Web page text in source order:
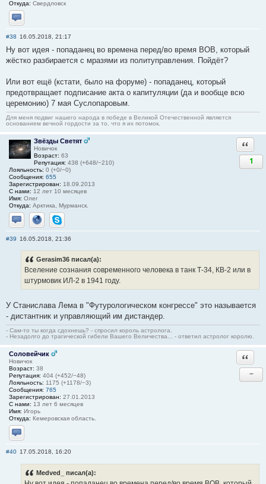
Откуда: Свердловск
Отправить личное сообщение
#38 16.05.2018, 21:17
Ну вот идея - попаданец во времена перед/во время ВОВ, который
жёстко разбирается с мразями из политуправления. Пойдёт?
Или вот ещё (кстати, было на форуме) - попаданец, который
предотвращает подписание акта о капитуляции (да и вообще всю
церемонию) 7 мая Суслопаровым.
Для меня подвиг нашего народа в победе в Великой Отечественной является
основанием вечной гордости за то, что я их потомок.
Звёзды Светят
Новичок
Возраст: 63
Репутация: 438 (+648/−210)
Лояльность: 0 (+0/−0)
Сообщения: 655
Зарегистрирован: 18.09.2013
С нами: 12 лет 10 месяцев
Имя: Олег
Откуда: Арктика, Мурманск.
Отправить личное сообщение
СайтSkype
1
#39 16.05.2018, 21:36
Gerasim36 писал(а):
Вселение сознания современного человека в танк Т-34, КВ-2 или в
штурмовик ИЛ-2 в 1941 году.
У Станислава Лема в "Футурологическом конгрессе" это называется
- дистантник и управляющий им дистандер.
- Сам-то ты когда сдохнешь? - спросил король астролога.
- Незадолго до трагической гибели Вашего Величества... - ответил астролог королю.
Соловейчик
Новичок
Возраст: 38
Репутация: 404 (+452/−48)
Лояльность: 1175 (+1178/−3)
Сообщения: 765
Зарегистрирован: 27.01.2013
С нами: 13 лет 6 месяцев
Имя: Игорь
Откуда: Кемеровская область.
Отправить личное сообщение
−
#40 17.05.2018, 16:20
Medved_ писал(а):